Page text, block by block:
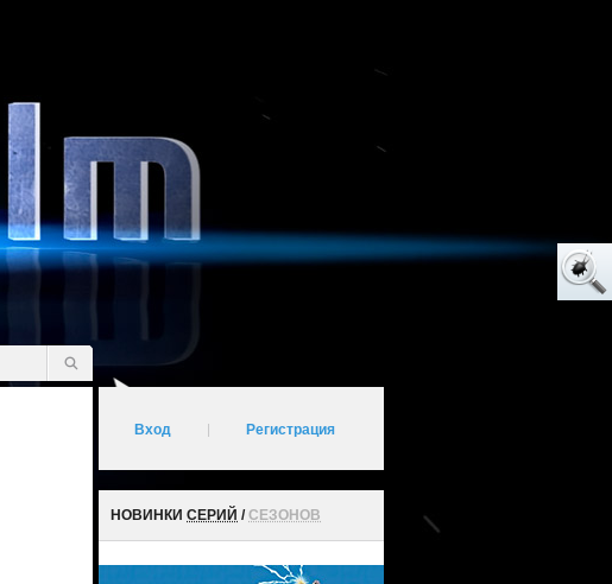
Вход Регистрация
НОВИНКИ СЕРИЙ /СЕЗОНОВ